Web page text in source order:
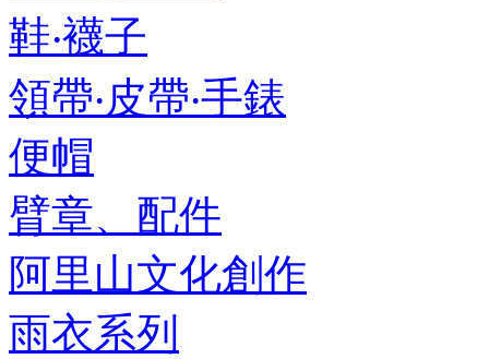
鞋‧襪子
領帶‧皮帶‧手錶
便帽
臂章、配件
阿里山文化創作
雨衣系列